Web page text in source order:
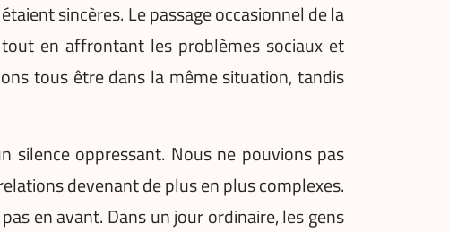
sincères. Le passage occasionnel de la
en affrontant les problèmes sociaux et
tous être dans la même situation, tandis
silence oppressant. Nous ne pouvions pas
devenant de plus en plus complexes.
en avant. Dans un jour ordinaire, les gens